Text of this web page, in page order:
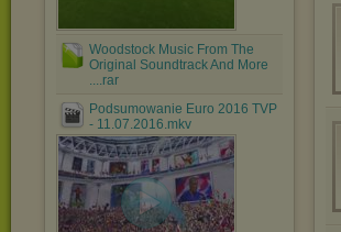
Woodstock Music From The
Original Soundtrack And More
....rar
Podsumowanie Euro 2016 TVP
- 11.07.2016.mkv